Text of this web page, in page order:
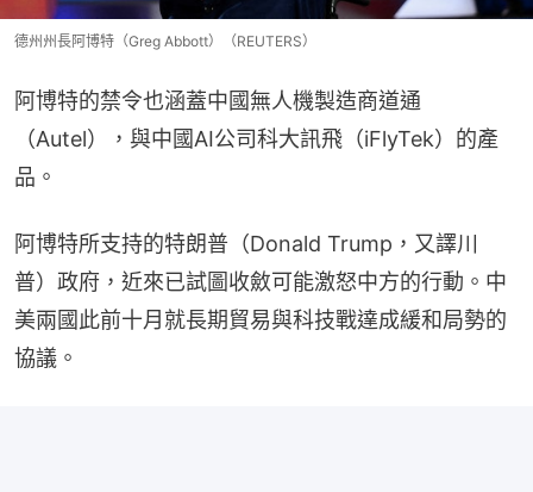
德州州長阿博特（Greg Abbott）（REUTERS）
阿博特的禁令也涵蓋中國無人機製造商道通
（Autel），與中國AI公司科大訊飛（iFlyTek）的產
品。
阿博特所支持的特朗普（Donald Trump，又譯川
普）政府，近來已試圖收斂可能激怒中方的行動。中
美兩國此前十月就長期貿易與科技戰達成緩和局勢的
協議。